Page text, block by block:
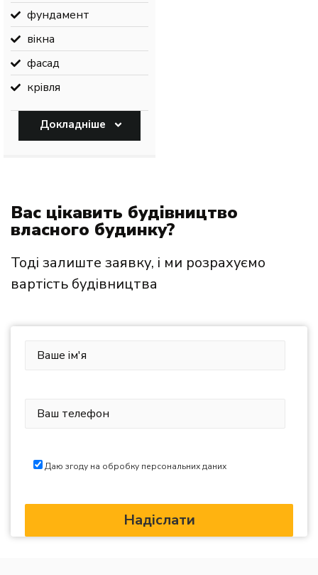
фундамент
вікна
фасад
крівля
Докладніше
Вас цікавить будівництво
власного будинку?
Тоді залиште заявку, і ми розрахуємо
вартість будівництва
Даю згоду на обробку персональних даних